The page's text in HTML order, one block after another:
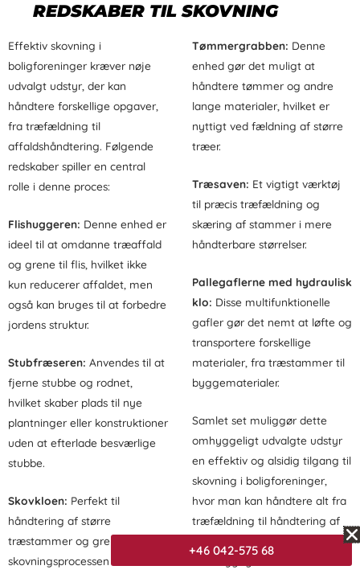
REDSKABER TIL SKOVNING
Effektiv skovning i
boligforeninger kræver nøje
udvalgt udstyr, der kan
håndtere forskellige opgaver,
fra træfældning til
affaldshåndtering. Følgende
redskaber spiller en central
rolle i denne proces:
Flishuggeren: Denne enhed er
ideel til at omdanne træaffald
og grene til flis, hvilket ikke
kun reducerer affaldet, men
også kan bruges til at forbedre
jordens struktur.
Stubfræseren: Anvendes til at
fjerne stubbe og rodnet,
hvilket skaber plads til nye
plantninger eller konstruktioner
uden at efterlade besværlige
stubbe.
Skovkloen: Perfekt til
håndtering af større
træstammer og grene, letter
skovningsprocessen ved at
Tømmergrabben: Denne
enhed gør det muligt at
håndtere tømmer og andre
lange materialer, hvilket er
nyttigt ved fældning af større
træer.
Træsaven: Et vigtigt værktøj
til præcis træfældning og
skæring af stammer i mere
håndterbare størrelser.
Pallegaflerne med hydraulisk
klo: Disse multifunktionelle
gafler gør det nemt at løfte og
transportere forskellige
materialer, fra træstammer til
byggematerialer.
Samlet set muliggør dette
omhyggeligt udvalgte udstyr
en effektiv og alsidig tilgang til
skovning i boligforeninger,
hvor man kan håndtere alt fra
træfældning til håndtering af
+46 042-575 68